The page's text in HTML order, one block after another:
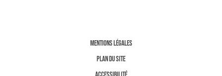
MENTIONS LÉGALES
PLAN DU SITE